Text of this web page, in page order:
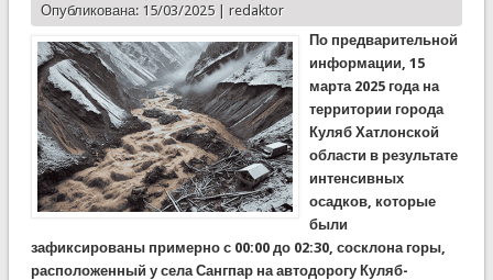
Опубликована: 15/03/2025 | redaktor
По предварительной
информации, 15
марта 2025 года на
территории города
Куляб Хатлонской
области в результате
интенсивных
осадков, которые
были
зафиксированы примерно с 00:00 до 02:30, сосклона горы,
расположенный у села Сангпар на автодорогу Куляб-